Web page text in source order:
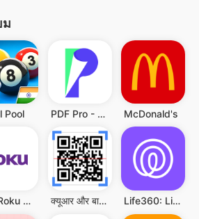
Pool PDF Pro - Reader & Maker McDonald's
The Roku App (Official) क्यूआर और बारकोड स्कैनर Life360: Live Location Sharing